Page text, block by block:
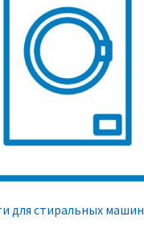
для стиральных машин